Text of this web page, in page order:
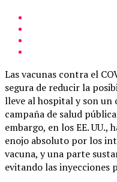
Las vacunas contra el
segura de reducir la
lleve al hospital y son
campaña de salud
embargo, en los EE. UU.,
enojo absoluto por los
vacuna, y una parte
evitando las inyecciones